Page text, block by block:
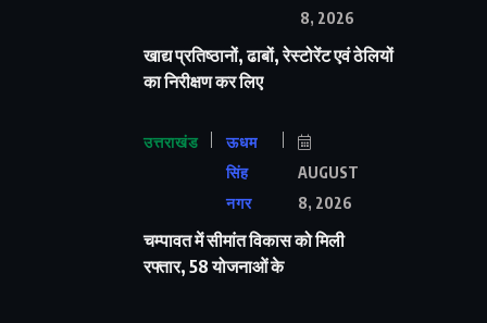
8, 2026
खाद्य प्रतिष्ठानों, ढाबों, रेस्टोरेंट एवं ठेलियों
का निरीक्षण कर लिए
उत्तराखंड
ऊधम
सिंह
नगर
AUGUST
8, 2026
चम्पावत में सीमांत विकास को मिली
रफ्तार, 58 योजनाओं के